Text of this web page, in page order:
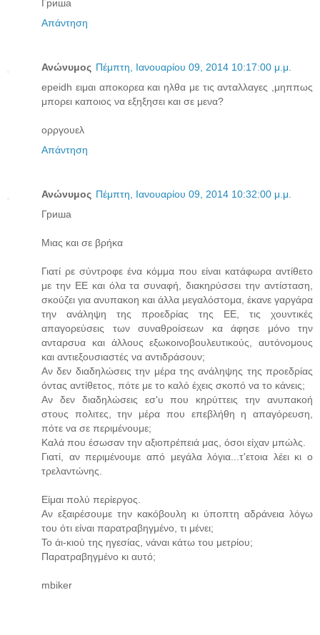
Гриша
Απάντηση
Ανώνυμος Πέμπτη, Ιανουαρίου 09, 2014 10:17:00 μ.μ.
epeidh ειμαι αποκορεα και ηλθα με τις ανταλλαγες ,μηππως
μπορει καποιος να εξηξησει και σε μενα?
ορργουελ
Απάντηση
Ανώνυμος Πέμπτη, Ιανουαρίου 09, 2014 10:32:00 μ.μ.
Гриша
Μιας και σε βρήκα
Γιατί ρε σύντροφε ένα κόμμα που είναι κατάφωρα αντίθετο
με την ΕΕ και όλα τα συναφή, διακηρύσσει την αντίσταση,
σκούζει για ανυπακοη και άλλα μεγαλόστομα, έκανε γαργάρα
την ανάληψη της προεδρίας της ΕΕ, τις χουντικές
απαγορεύσεις των συναθροίσεων κα άφησε μόνο την
ανταρσυα και άλλους εξωκοινοβουλευτικούς, αυτόνομους
και αντιεξουσιαστές να αντιδράσουν;
Αν δεν διαδηλώσεις την μέρα της ανάληψης της προεδρίας
όντας αντίθετος, πότε με το καλό έχεις σκοπό να το κάνεις;
Αν δεν διαδηλώσεις εσ'υ που κηρύττεις την ανυπακοή
στους πολιτες, την μέρα που επεβλήθη η απαγόρευση,
πότε να σε περιμένουμε;
Καλά που έσωσαν την αξιοπρέπειά μας, όσοι είχαν μπώλς.
Γιατί, αν περιμένουμε από μεγάλα λόγια...τ'ετοια λέει κι ο
τρελαντώνης.
Είμαι πολύ περίεργος.
Αν εξαιρέσουμε την κακόβουλη κι ύποπτη αδράνεια λόγω
του ότι είναι παρατραβηγμένο, τι μένει;
Το άι-κιού της ηγεσίας, νάναι κάτω του μετρίου;
Παρατραβηγμένο κι αυτό;
mbiker